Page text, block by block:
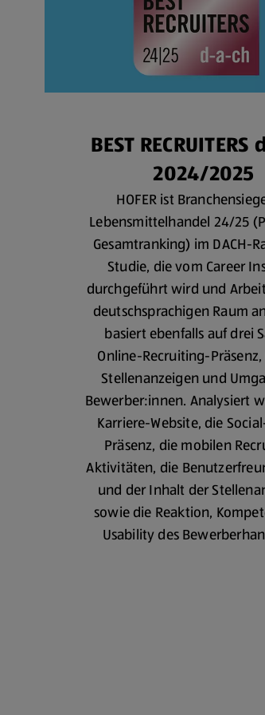
BEST
2024/2025
HOFER ist
Lebensmittelhandel 24/25
Gesamtranking) im DACH-
Studie, die vom Career
durchgeführt wird und
deutschsprachigen Raum
basiert ebenfalls auf drei
Online-Recruiting-
Stellenanzeigen und
Bewerber:innen. Analysiert
Karriere-Website, die
Präsenz, die mobilen
Aktivitäten, die
und der Inhalt der
sowie die Reaktion,
Usability des